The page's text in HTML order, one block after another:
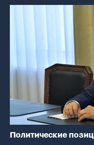
Политические